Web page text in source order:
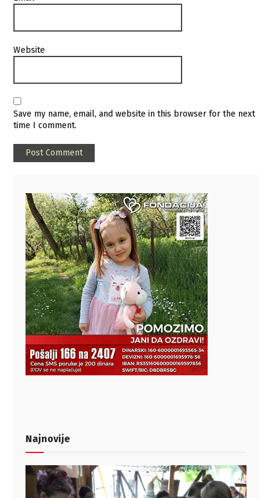
Website
Save my name, email, and website in this browser for the next
time I comment.
Najnovije